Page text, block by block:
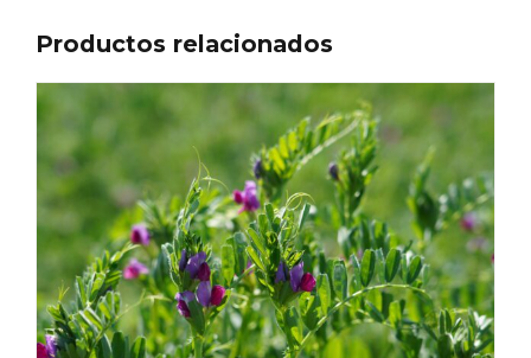
Productos relacionados